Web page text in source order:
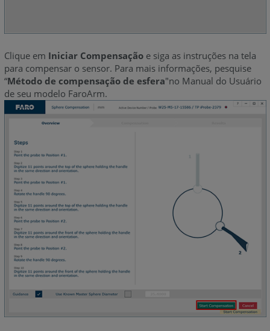
Clique em Iniciar Compensaçãoe siga as instruções na tela
para compensar o sensor. Para mais informações, pesquise
“Método de compensação de esfera"no Manual do Usuário
de seu modelo FaroArm.